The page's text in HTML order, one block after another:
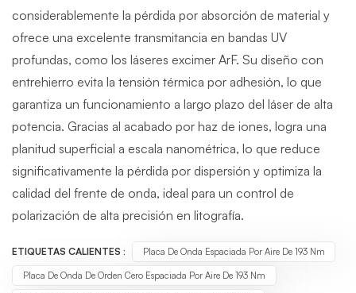
considerablemente la pérdida por absorción de material y
ofrece una excelente transmitancia en bandas UV
profundas, como los láseres excimer ArF. Su diseño con
entrehierro evita la tensión térmica por adhesión, lo que
garantiza un funcionamiento a largo plazo del láser de alta
potencia. Gracias al acabado por haz de iones, logra una
planitud superficial a escala nanométrica, lo que reduce
significativamente la pérdida por dispersión y optimiza la
calidad del frente de onda, ideal para un control de
polarización de alta precisión en litografía.
ETIQUETAS CALIENTES : Placa De Onda Espaciada Por Aire De 193 Nm
Placa De Onda De Orden Cero Espaciada Por Aire De 193 Nm